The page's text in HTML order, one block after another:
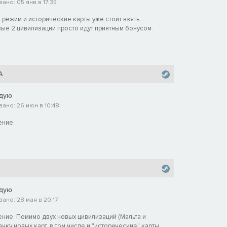
05 янв в 17:35
и исторические карты уже стоит взять
2 цивилизации просто идут приятным бонусом.
26 июн в 10:48
28 мая в 20:17
Помимо двух новых цивилизаций (Мальта и